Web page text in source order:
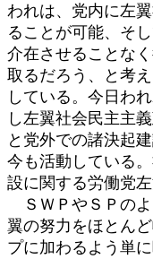
われは、党内に左
ることが可能、そ
介在させることな
取るだろう、と考
している。今日わ
し左翼社会民主主
と党外での諸決起
今も活動している
設に関する労働党
ＳＷＰやＳＰの
翼の努力をほとん
プに加わるよう単